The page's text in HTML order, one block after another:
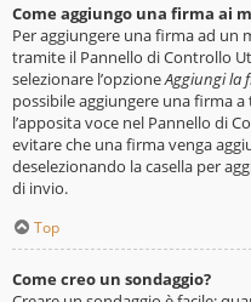
Come aggiungo una firma ai
Per aggiungere una firma ad un
tramite il Pannello di Controllo
selezionare l’opzioneAggiungi la
possibile aggiungere una firma
l’apposita voce nel Pannello di
evitare che una firma venga
deselezionando la casella per
di invio.
Top
Come creo un sondaggio?